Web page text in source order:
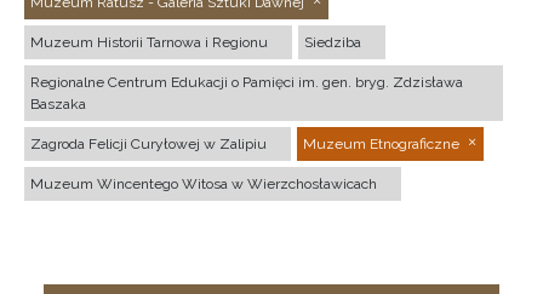
Muzeum Historii Tarnowa i Regionu Siedziba
Regionalne Centrum Edukacji o Pamięci im. gen. bryg. Zdzisława
Baszaka
Zagroda Felicji Curyłowej w Zalipiu Muzeum Etnograficzne
Muzeum Wincentego Witosa w Wierzchosławicach